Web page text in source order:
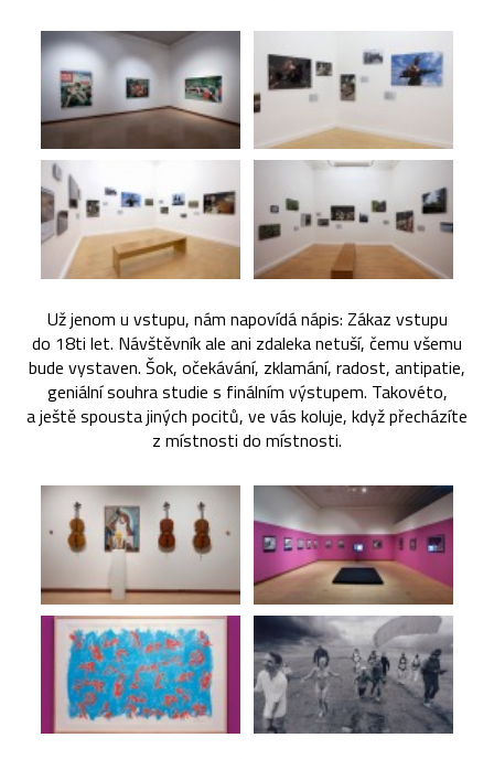
Už jenom u vstupu, nám napovídá nápis: Zákaz vstupu
do 18ti let. Návštěvník ale ani zdaleka netuší, čemu všemu
bude vystaven. Šok, očekávání, zklamání, radost, antipatie,
geniální souhra studie s finálním výstupem. Takovéto,
a ještě spousta jiných pocitů, ve vás koluje, když přecházíte
z místnosti do místnosti.